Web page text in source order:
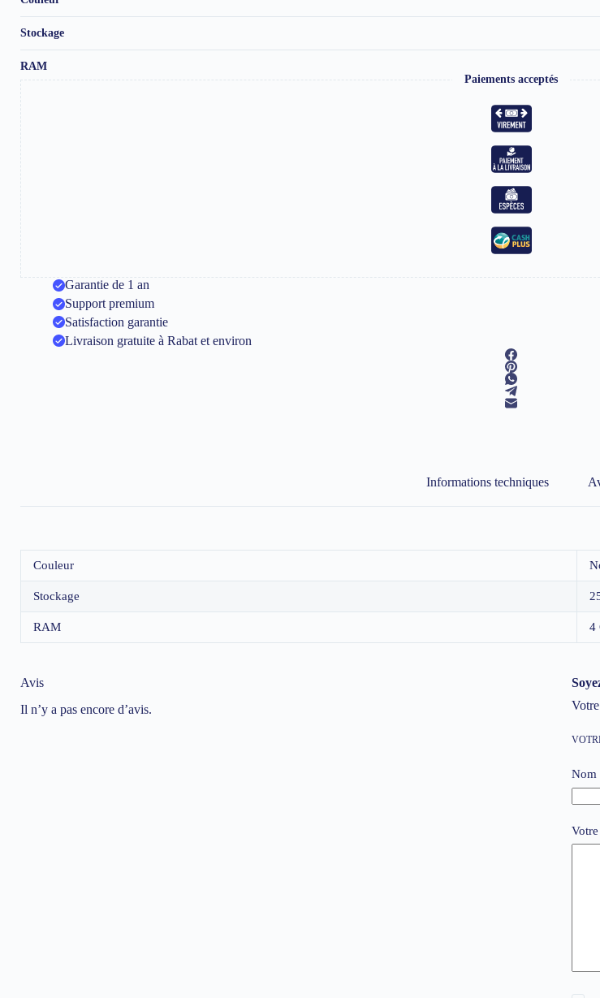
&
5G
Stockage
RAM
Paiements acceptés
Garantie de 1 an
Support premium
Satisfaction garantie
Livraison gratuite à Rabat et environ
Informations techniques
Couleur
Stockage
RAM 4
Avis
Il n’y a pas encore d’avis.
Nom